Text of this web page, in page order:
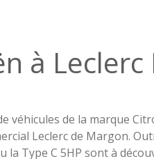
à
véhicules de la marque
Leclerc de Margon.
Type C 5HP sont à